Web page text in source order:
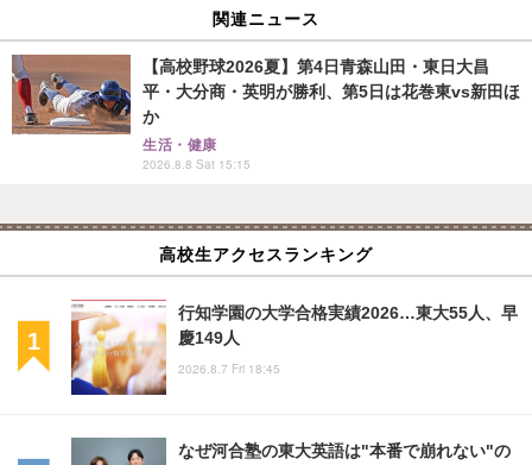
関連ニュース
【高校野球2026夏】第4日青森山田・東日大昌
平・大分商・英明が勝利、第5日は花巻東vs新田ほ
か
生活・健康
2026.8.8 Sat 15:15
高校生アクセスランキング
行知学園の大学合格実績2026…東大55人、早
慶149人
2026.8.7 Fri 18:45
なぜ河合塾の東大英語は"本番で崩れない"の